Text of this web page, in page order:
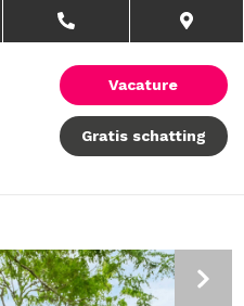
Vacature
Gratis schatting